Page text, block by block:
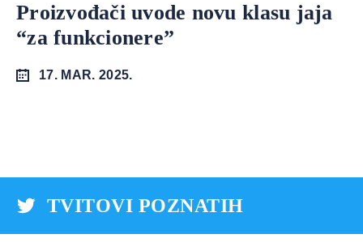
Proizvođači uvode novu klasu jaja
“za funkcionere”
17. MAR. 2025.
TVITOVI POZNATIH